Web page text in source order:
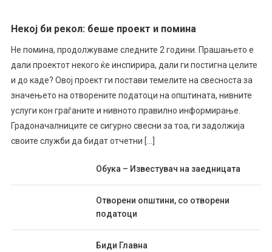
Некој би рекол: беше проект и помина
Не помина, продолжуваме следните 2 години. Прашањето е
дали проектот некого ќе инспирира, дали ги постигна целите
и до каде? Овој проект ги постави темелите на свесноста за
значењето на отворените податоци на општината, нивните
услуги кон граѓаните и нивното правилно информирање.
Градоначалниците се сигурно свесни за тоа, ги задолжија
своите служби да бидат отчетни […]
Обука – Известувач на заедницата
Отворени општини, со отворени
податоци
Биди Главна